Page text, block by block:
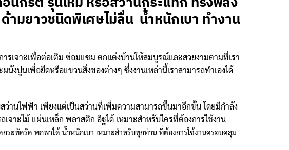
มยาวชนิดพิเศษไม่ลื่น น้ำหนักเบา ทำงาน
รเจาะเพื่อต่อเติม ซ่อมแซม ตกแต่งบ้านให้สมบูรณ์และสวยงามตามที่เรา
ปูนเพื่อยึดหรือแขวนสิ่งของต่างๆ ซึ่งงานเหล่านี้เราสามารถทำเองได้
านไฟฟ้า เพียงแต่เป็นสว่านที่เพิ่มความสามารถขึ้นมาอีกขั้น โดยมีกำลัง
าะไม้ แผ่นเหล็ก พลาสติก อิฐได้ เหมาะสำหรับใครที่ต้องการใช้งาน
ระทัดรัด พกพาได้ น้ำหนักเบา เหมาะสำหรับทุกท่าน ที่ต้องการใช้งานครอบคลุม